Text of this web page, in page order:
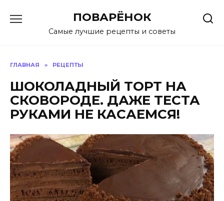
содержанию
ПОВАРЁНОК
Самые лучшие рецепты и советы
ГЛАВНАЯ » РЕЦЕПТЫ
ШОКОЛАДНЫЙ ТОРТ НА
СКОВОРОДЕ. ДАЖЕ ТЕСТА
РУКАМИ НЕ КАСАЕМСЯ!